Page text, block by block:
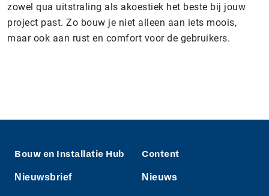
zowel qua uitstraling als akoestiek het beste bij jouw
project past. Zo bouw je niet alleen aan iets moois,
maar ook aan rust en comfort voor de gebruikers.
Bouw en Installatie Hub
Nieuwsbrief
Content
Nieuws